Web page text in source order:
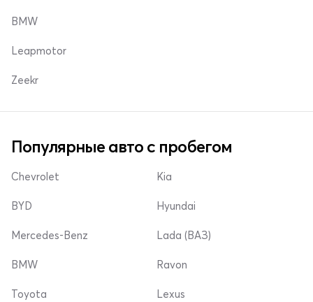
BMW
Leapmotor
Zeekr
Популярные авто с пробегом
Chevrolet
BYD
Mercedes-Benz
Kia
Hyundai
Lada (ВАЗ)
BMW
Toyota
Ravon
Lexus